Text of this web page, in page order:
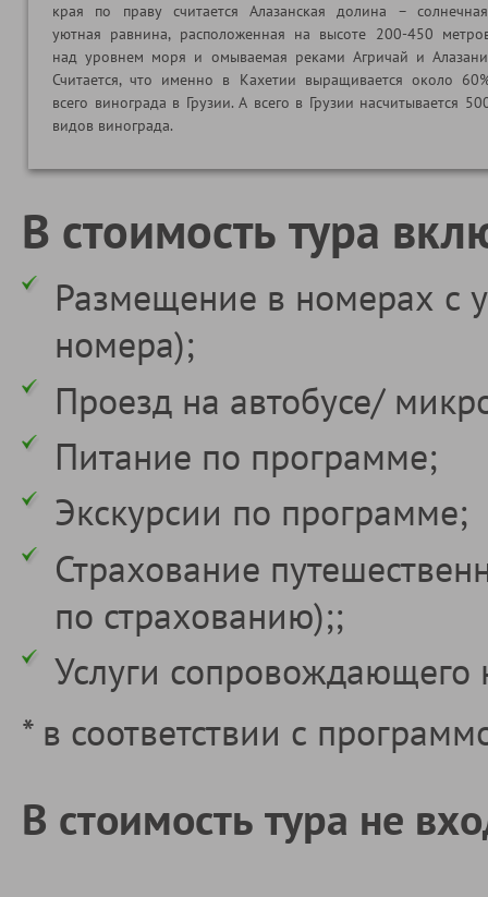
края по праву считается Алазанская долина –
уютная равнина, расположенная на высоте 200-450
над уровнем моря и омываемая реками Агричай и
Считается, что именно в Кахетии выращивается около
всего винограда в Грузии. А всего в Грузии насчитывается
видов винограда.
В стоимость тура
Размещение в номерах с
номера);
Проезд на автобусе/
Питание по программе;
Экскурсии по программе;
Страхование
по страхованию);;
Услуги сопровождающего
* в соответствии с
В стоимость тура не